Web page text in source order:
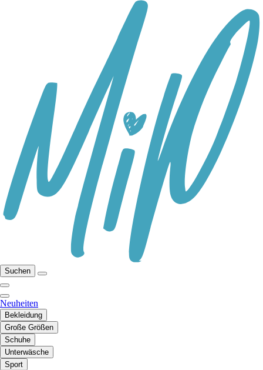
Suchen
Neuheiten
Bekleidung
Große Größen
Schuhe
Unterwäsche
Sport